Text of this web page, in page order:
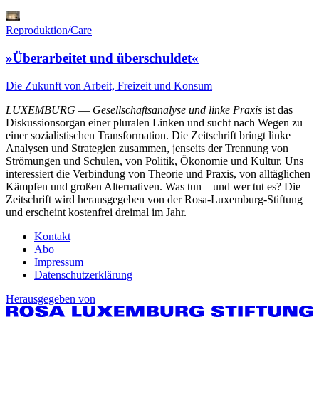
Reproduktion/Care
»Überarbeitet und überschuldet«
Die Zukunft von Arbeit, Freizeit und Konsum
LUXEMBURG — Gesellschaftsanalyse und linke Praxis ist das
Diskussionsorgan einer pluralen Linken und sucht nach Wegen zu
einer sozialistischen Transformation. Die Zeitschrift bringt linke
Analysen und Strategien zusammen, jenseits der Trennung von
Strömungen und Schulen, von Politik, Ökonomie und Kultur. Uns
interessiert die Verbindung von Theorie und Praxis, von alltäglichen
Kämpfen und großen Alternativen. Was tun – und wer tut es? Die
Zeitschrift wird herausgegeben von der Rosa-Luxemburg-Stiftung
und erscheint kostenfrei dreimal im Jahr.
Kontakt
Abo
Impressum
Datenschutzerklärung
Herausgegeben von